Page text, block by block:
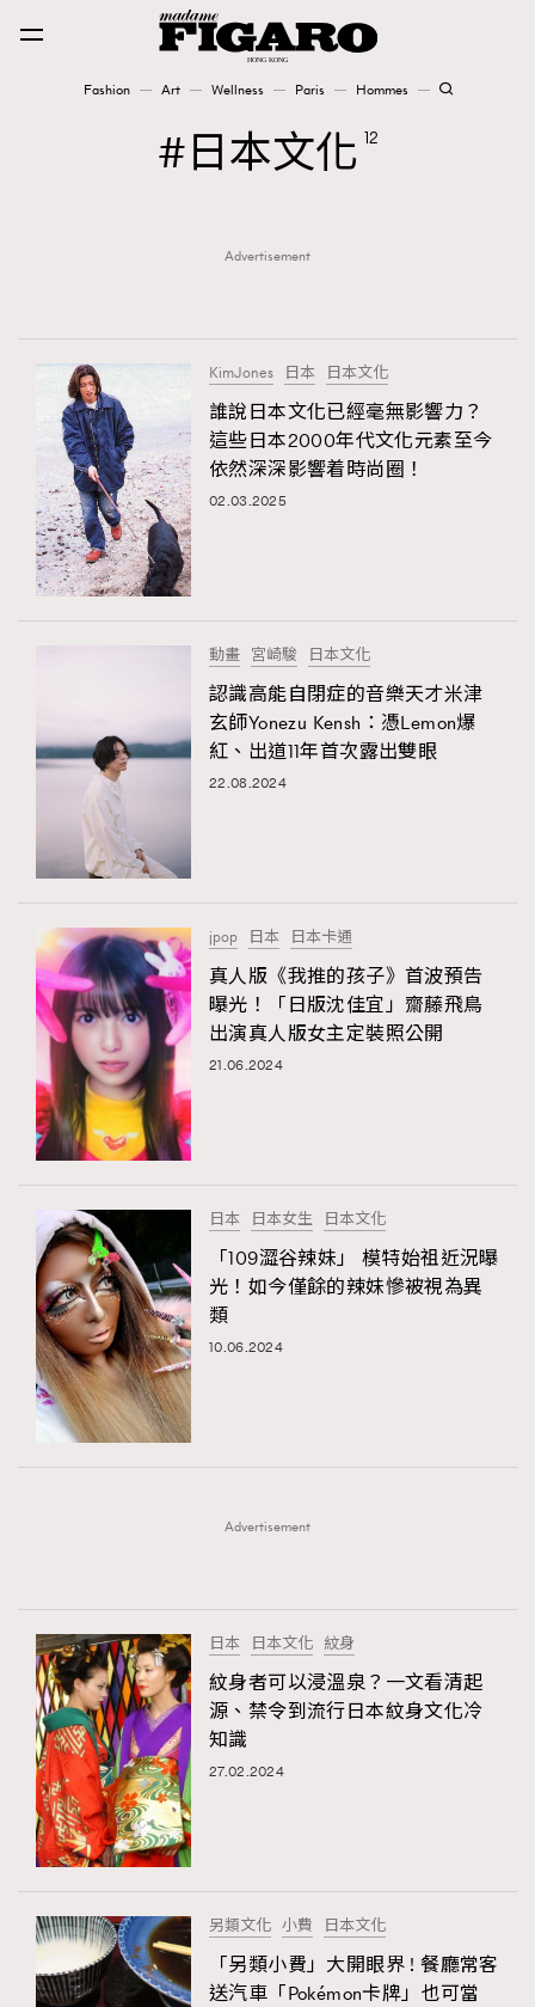
Fashion Art Wellness Paris Hommes
Fashion
Paris
Hommes
AFrenchMind
DressLikeAParisienne
EmpowerF 103
FashionWeek 191
FigaroAesthetic 308
FigaroBeautyRitual
FigaroCeleb 547
FigaroCinéma 281
FigaroDigitalCover 17
FigaroExhibition 12
FigaroExpert
FigaroHub
FigaroIcon
FigaroInsight 156
FigaroIssue
FigaroJewellery
FigaroMasterclass 20
FigaroStyle
FigaroTalk 48
FigaroWatch 83
Grooming&Fitness 38
HommesFashion 2
HommeStyle
VAxChowSangSang
WatchesWonder&Beyond
WatchesWonder&Beyond 1
#FigaroExhibition Wyman 揭曉 Figaro Exhibition
第二站！
法國五月French May專訪四位香港文藝代表
#FigaroIssue 專訪陳漢娜Hanna與Takuro｜模特
情侶談愛情
日本文化 12
Advertisement
KimJones 日本 日本文化
誰說日本文化已經毫無影響力？
這些日本2000年代文化元素至今
依然深深影響着時尚圈！
02.03.2025
動畫 宮崎駿 日本文化
認識高能自閉症的音樂天才米津
玄師Yonezu Kensh：憑Lemon爆
紅、出道11年首次露出雙眼
22.08.2024
jpop 日本 日本卡通
真人版《我推的孩子》首波預告
曝光！「日版沈佳宜」齋藤飛鳥
出演真人版女主定裝照公開
21.06.2024
日本 日本女生 日本文化
「109澀谷辣妹」 模特始祖近況曝
光！如今僅餘的辣妹慘被視為異
類
10.06.2024
Advertisement
日本 日本文化 紋身
紋身者可以浸溫泉？一文看清起
源、禁令到流行日本紋身文化冷
知識
27.02.2024
另類文化 小費 日本文化
「另類小費」大開眼界 ! 餐廳常客
送汽車「Pokémon卡牌」也可當